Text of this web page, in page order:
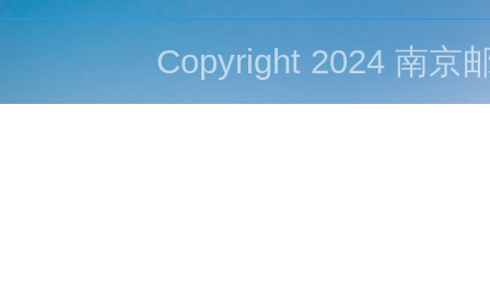
Copyright 2024 南京